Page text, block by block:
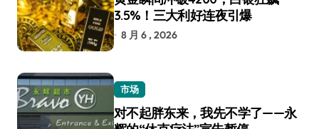
3.5%！三大利好连夜引爆
8 月 6 , 2026
市场
对不起胖东来，我先不学了——永